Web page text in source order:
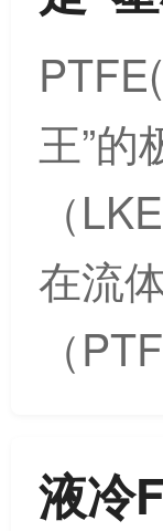
王”
（
在流
（
液冷